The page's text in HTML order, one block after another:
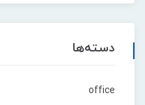
دسته‌ها
office